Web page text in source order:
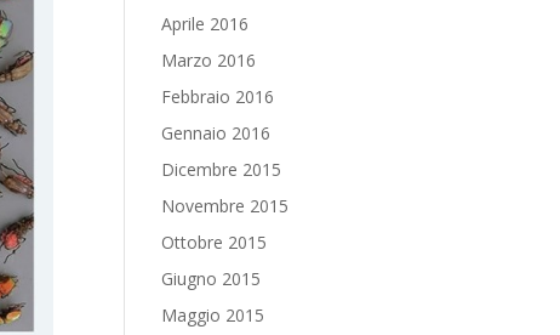
Aprile 2016
Marzo 2016
Febbraio 2016
Gennaio 2016
Dicembre 2015
Novembre 2015
Ottobre 2015
Giugno 2015
Maggio 2015